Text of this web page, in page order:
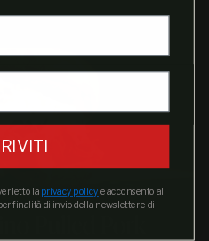
letto la privacy policy e acconsento al
finalità di invio della newsletter e di